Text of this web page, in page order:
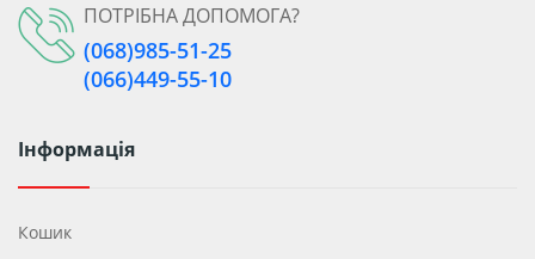
ПОТРІБНА ДОПОМОГА?
(068)985-51-25
(066)449-55-10
Інформація
Кошик